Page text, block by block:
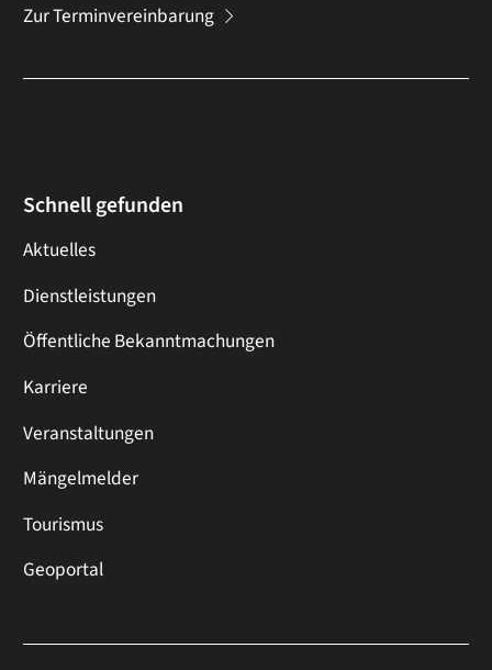
Zur Terminvereinbarung
Schnell gefunden
Aktuelles
Dienstleistungen
Öffentliche Bekanntmachungen
Karriere
Veranstaltungen
Mängelmelder
Tourismus
Geoportal